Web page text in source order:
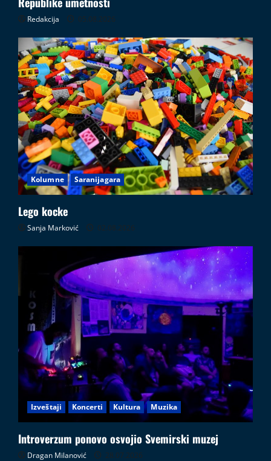
Redakcija 05.08.2026
Kolumne Saranijagara
Lego kocke
Sanja Marković 02.08.2026
Izveštaji Koncerti Kultura Muzika
Introverzum ponovo osvojio Svemirski muzej
Dragan Milanović 28.07.2026